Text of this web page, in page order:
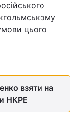
цього
взяти на
НКРЕ